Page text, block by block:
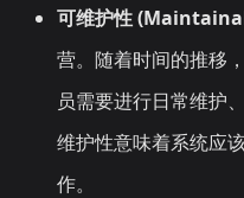
可维护性
营。随着时间的推移
员需要进行日常维护
维护性意味着系统应
作。